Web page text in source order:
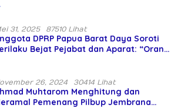
31, 2025 87510 Lihat
DPRP Papua Barat Daya Soroti
Bejat Pejabat dan Aparat: “Orang
26, 2024 30414 Lihat
Muhtarom Menghitung dan
Pemenang Pilbup Jembrana